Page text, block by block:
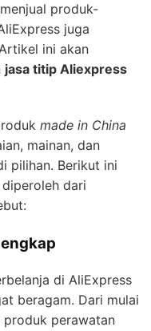
produk-
juga
ini akan
jasa titip Aliexpress
made in China
mainan, dan
pilihan. Berikut ini
dari
di AliExpress
beragam. Dari mulai
perawatan